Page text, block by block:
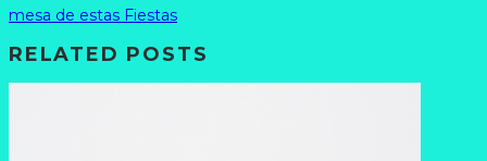
mesa de estas Fiestas
RELATED POSTS